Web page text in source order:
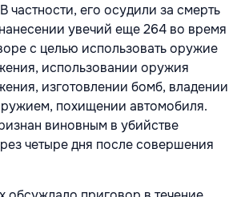
частности, его осудили за смерть
увечий еще 264 во время
с целью использовать оружие
использовании оружия
изготовлении бомб, владении
похищении автомобиля.
виновным в убийстве
четыре дня после совершения